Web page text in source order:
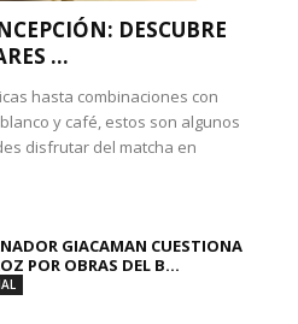
DESCUBRE
...
hasta combinaciones con
y café, estos son algunos
disfrutar del matcha en
GIACAMAN CUESTIONA
POR OBRAS DEL B...